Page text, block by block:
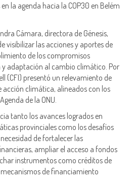
la agenda hacia la COP30 en Belém
Cámara, directora de Génesis,
visibilizar las acciones y aportes de
de los compromisos
adaptación al cambio climático. Por
(CFI) presentó un relevamiento de
acción climática, alineados con los
de la ONU.
tanto los avances logrados en
provinciales como los desafíos
de fortalecer las
ampliar el acceso a fondos
instrumentos como créditos de
de financiamiento